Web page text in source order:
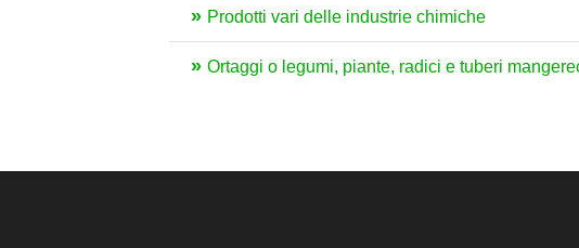
Prodotti vari delle industrie chimiche
Ortaggi o legumi, piante, radici e tuberi